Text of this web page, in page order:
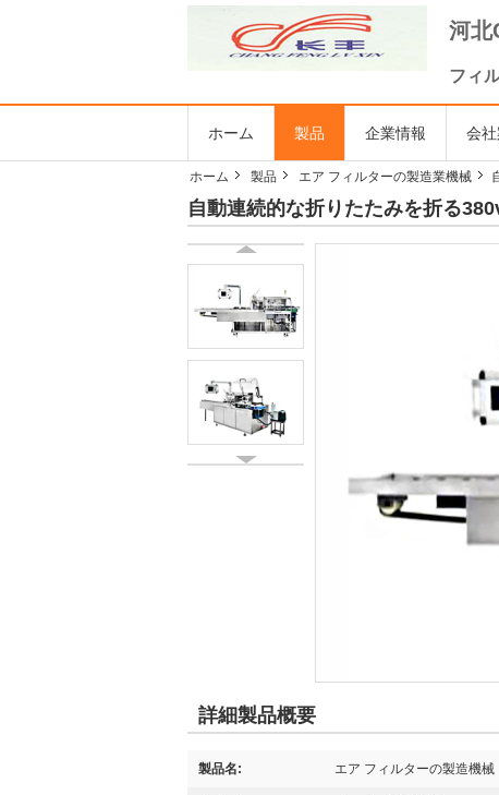
河北
フィ
ホーム 製品 企業情報 会
ホーム 製品 エア フィルターの製造業機械
自動連続的な折りたたみを折る
詳細製品概要
製品名: エア フィルターの製造機械